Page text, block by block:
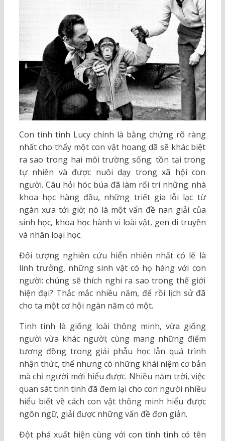
Con tinh tinh Lucy chính là bằng chứng rõ ràng
nhất cho thấy một con vật hoang dã sẽ khác biệt
ra sao trong hai môi trường sống: tồn tại trong
tự nhiên và được nuôi dạy trong xã hội con
người. Câu hỏi hóc búa đã làm rối trí những nhà
khoa học hàng đầu, những triết gia lỗi lạc từ
ngàn xưa tới giờ; nó là một vấn đề nan giải của
sinh học, khoa học hành vi loài vật, gen di truyền
và nhân loại học.
Đối tượng nghiên cứu hiển nhiên nhất có lẽ là
linh trưởng, những sinh vật có họ hàng với con
người: chúng sẽ thích nghi ra sao trong thế giới
hiện đại? Thắc mắc nhiều năm, để rồi lịch sử đã
cho ta một cơ hội ngàn năm có một.
Tinh tinh là giống loài thông minh, vừa giống
người vừa khác người; cùng mang những điểm
tương đồng trong giải phẫu học lẫn quá trình
nhận thức, thế nhưng có những khái niệm cơ bản
mà chỉ người mới hiểu được. Nhiều năm trời, việc
quan sát tinh tinh đã đem lại cho con người nhiều
hiểu biết về cách con vật thông minh hiểu được
ngôn ngữ, giải được những vấn đề đơn giản.
Đột phá xuất hiện cùng với con tinh tinh có tên